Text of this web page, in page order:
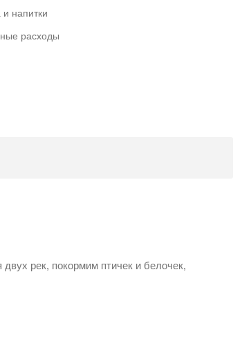
и напитки
расходы
рек, покормим птичек и белочек,